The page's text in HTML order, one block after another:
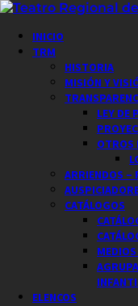
Saltar
contenido
Menú
principal
INICIO
TRM
HISTORIA
MISIÓN Y
LEY DE
OTROS
ARRIENDOS –
CATÁLOGOS
ELENCOS